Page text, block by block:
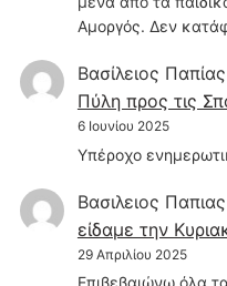
Αμοργός. Δεν
Βασίλειος Παπίας
Πύλη προς τις
6 Ιουνίου 2025
Υπέροχο
Βασιλειος Παπιας
είδαμε την
29 Απριλίου 2025